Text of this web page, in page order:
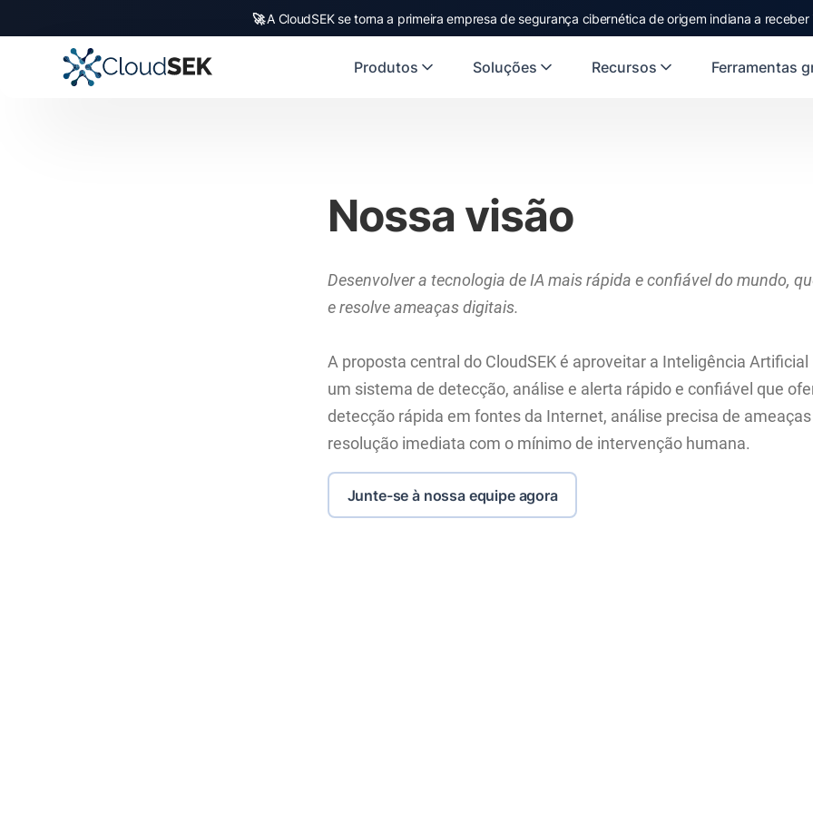
🚀A CloudSEK se torna a primeira empresa de segurança cibernética de origem indiana a
Produtos Soluções Recursos Ferramentas
Nossa visão
Desenvolver a tecnologia de IA mais rápida e confiável do mundo,
e resolve ameaças digitais.
A proposta central do CloudSEK é aproveitar a Inteligência Artificial
um sistema de detecção, análise e alerta rápido e confiável que
detecção rápida em fontes da Internet, análise precisa de
resolução imediata com o mínimo de intervenção humana.
Junte-se à nossa equipe agora